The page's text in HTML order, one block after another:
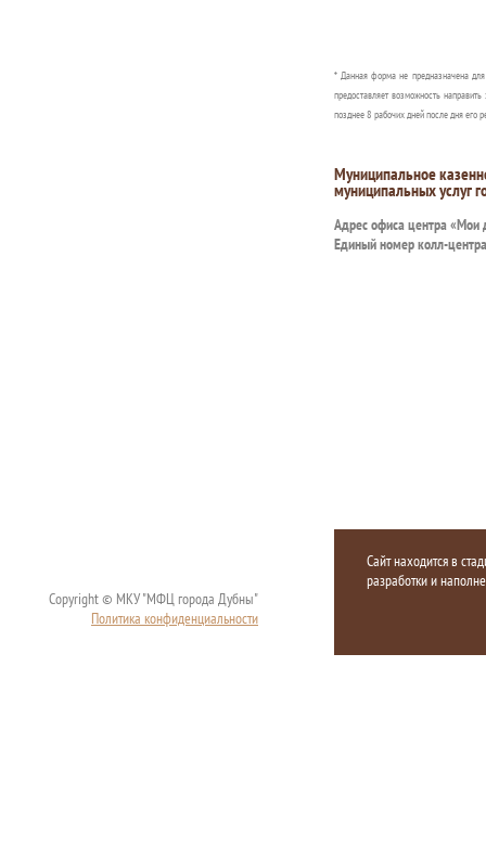
* Данная форма не предназначена
предоставляет возможность
позднее 8 рабочих дней после дня его
Муниципальное
муниципальных услуг
Адрес офиса центра «Мои
Единый номер колл-
Copyright © МКУ "МФЦ города Дубны"
Политика конфиденциальности
Сайт находится в
разработки и